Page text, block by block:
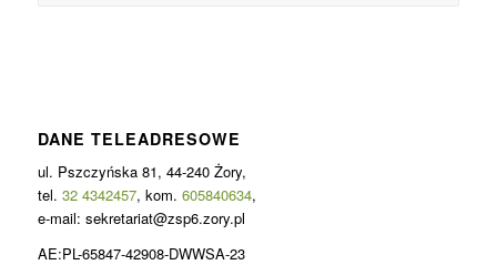
DANE TELEADRESOWE
ul. Pszczyńska 81, 44-240 Żory,
tel. 32 4342457, kom. 605840634,
e-mail: sekretariat@zsp6.zory.pl
AE:PL-65847-42908-DWWSA-23